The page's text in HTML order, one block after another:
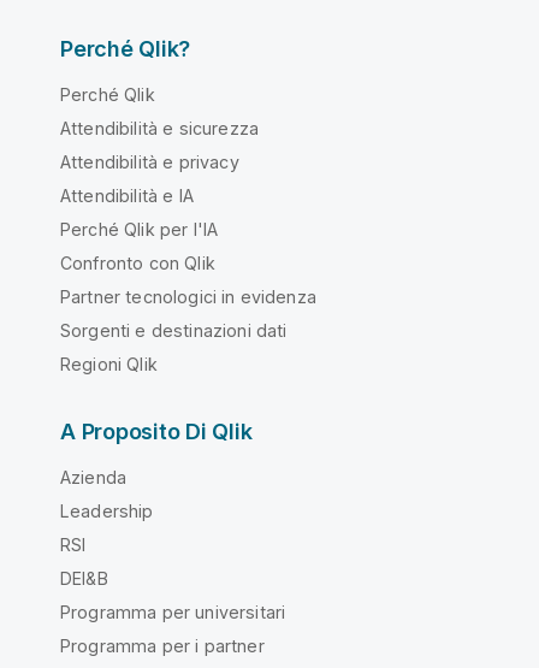
Perché Qlik?
Perché Qlik
Attendibilità e sicurezza
Attendibilità e privacy
Attendibilità e IA
Perché Qlik per l'IA
Confronto con Qlik
Partner tecnologici in evidenza
Sorgenti e destinazioni dati
Regioni Qlik
A Proposito Di Qlik
Azienda
Leadership
RSI
DEI&B
Programma per universitari
Programma per i partner